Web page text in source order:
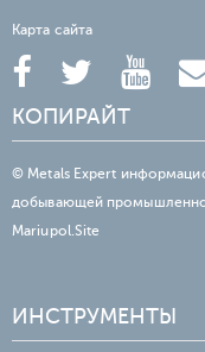
Карта сайта
КОПИРАЙТ
© Metals Expert
добывающей
Mariupol.Site
ИНСТРУМЕНТЫ